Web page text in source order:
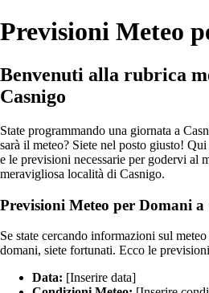
Previsioni Meteo
Benvenuti alla rubrica
Casnigo
State programmando una giornata a
sarà il meteo? Siete nel posto giusto!
e le previsioni necessarie per godervi al
meravigliosa località di Casnigo.
Previsioni Meteo per Domani a
Se state cercando informazioni sul
domani, siete fortunati. Ecco le
Data: [Inserire data]